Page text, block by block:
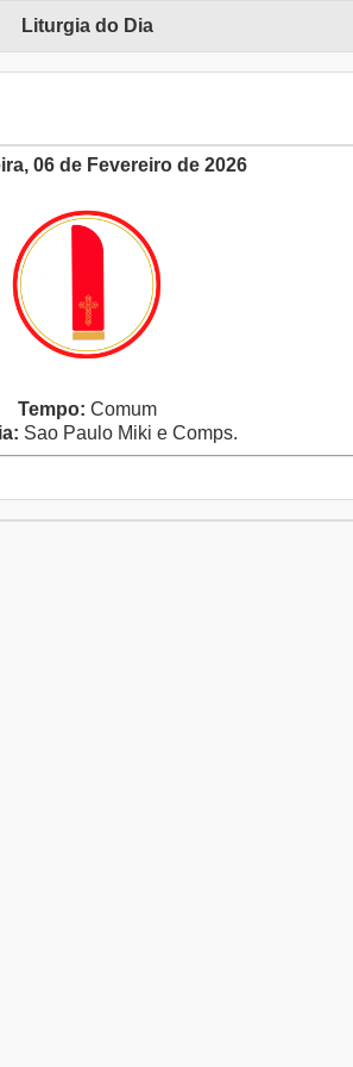
Liturgia do Dia
06 de Fevereiro de 2026
Tempo: Comum
Sao Paulo Miki e Comps.